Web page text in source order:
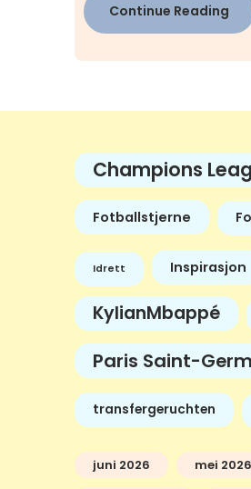
Continue Reading
Champions
Fotballstjerne
Idrett Inspirasjon
KylianMbappé
Paris Saint-
transfergeruchten
juni 2026 mei 2026